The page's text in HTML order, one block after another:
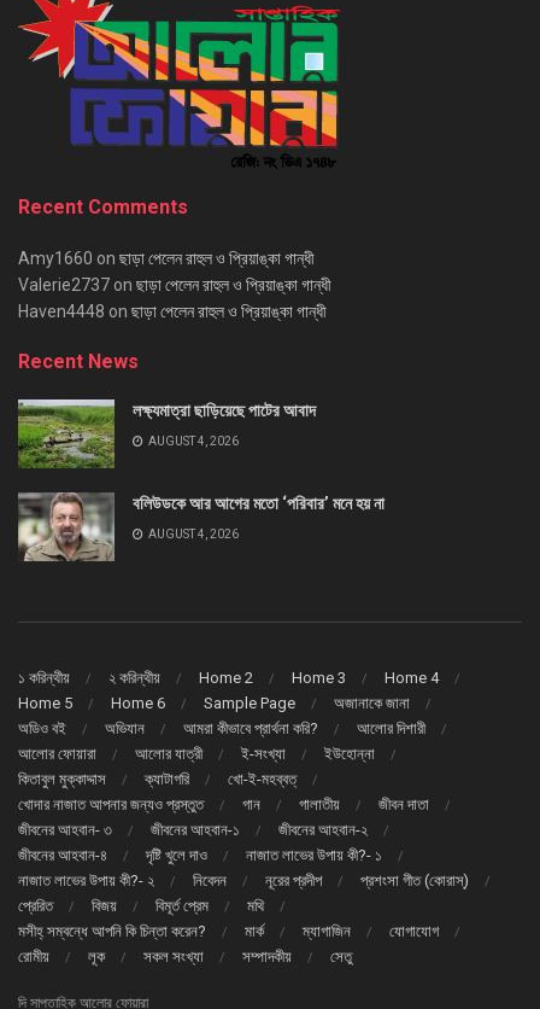
Recent Comments
Amy1660 on ছাড়া পেলেন রাহুল ও প্রিয়াঙ্কা গান্ধী
Valerie2737 on ছাড়া পেলেন রাহুল ও প্রিয়াঙ্কা গান্ধী
Haven4448 on ছাড়া পেলেন রাহুল ও প্রিয়াঙ্কা গান্ধী
Recent News
লক্ষ্যমাত্রা ছাড়িয়েছে পাটের আবাদ
AUGUST 4, 2026
বলিউডকে আর আগের মতো ‘পরিবার’ মনে হয় না
AUGUST 4, 2026
১ করিন্থীয় ২ করিন্থীয় Home 2 Home 3
Home 4
Home 5
Home 6 Sample Page
অজানাকে জানা
অডিও বই
অভিযান আমরা কীভাবে প্রার্থনা করি?
আলোর দিশারী
আলোর ফোয়ারা
আলোর যাত্রী ই-সংখ্যা
ইউহোন্না
কিতাবুল মুক্কাদ্দাস
ক্যাটাগরি
খো-ই-মহব্বত্
খোদার নাজাত আপনার জন্যও প্রস্তুত
গান গালাতীয়
জীবন দাতা
জীবনের আহবান- ৩
জীবনের আহবান-১
জীবনের আহবান-২
জীবনের আহবান-৪
দৃষ্টি খুলে দাও
নাজাত লাভের উপায় কী?- ১
নাজাত লাভের উপায় কী?- ২
নিবেদন নূরের প্রদীপ
প্রশংসা গীত (কোরাস্)
প্রেরিত
বিজয় বিমূর্ত প্রেম
মথি
মসীহ্ সম্বন্ধে আপনি কি চিন্তা করেন?
মার্ক ম্যাগাজিন
যোগাযোগ
রোমীয়
লূক সকল সংখ্যা সম্পাদকীয় সেতু
দি সাপ্তাহিক আলোর ফোয়ারা